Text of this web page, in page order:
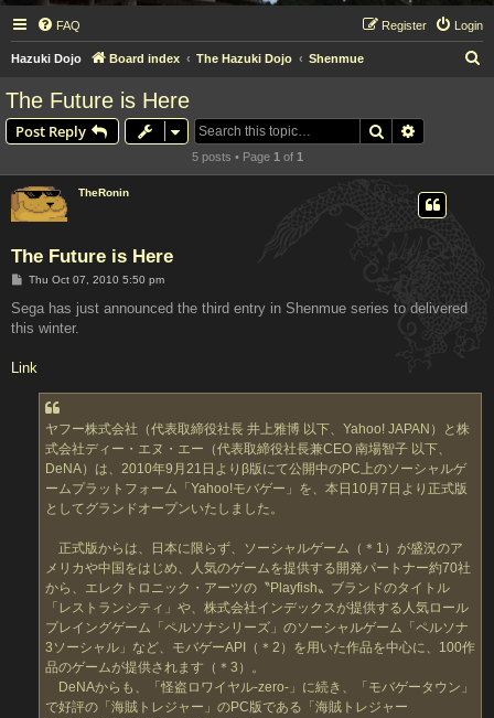
FAQ Login
Register
Hazuki Dojo Board index The Hazuki Dojo Shenmue
The Future is Here
Post Reply Search
5 posts • Page 1 of 1
TheRonin
The Future is Here
P
s
Thu Oct 07, 2010 5:50 pm
Sega has just announced the third entry in Shenmue series to delivered
this winter.
Link
ヤフー株式会社（代表取締役社長 井上雅博 以下、Yahoo! JAPAN）と株
式会社ディー・エヌ・エー（代表取締役社長兼CEO 南場智子 以下、
DeNA）は、2010年9月21日よりβ版にて公開中のPC上のソーシャルゲ
ームプラットフォーム「Yahoo!モバゲー」を、本日10月7日より正式版
としてグランドオープンいたしました。
正式版からは、日本に限らず、ソーシャルゲーム（＊1）が盛況のア
メリカや中国をはじめ、人気のゲームを提供する開発パートナー約70社
から、エレクトロニック・アーツの〝Playfish〟ブランドのタイトル
「レストランシティ」や、株式会社インデックスが提供する人気ロール
プレイングゲーム「ペルソナシリーズ」のソーシャルゲーム「ペルソナ
3ソーシャル」など、モバゲーAPI（＊2）を用いた作品を中心に、100作
品のゲームが提供されます（＊3）。
DeNAからも、「怪盗ロワイヤル-zero-」に続き、「モバゲータウン」
で好評の「海賊トレジャー」のPC版である「海賊トレジャー